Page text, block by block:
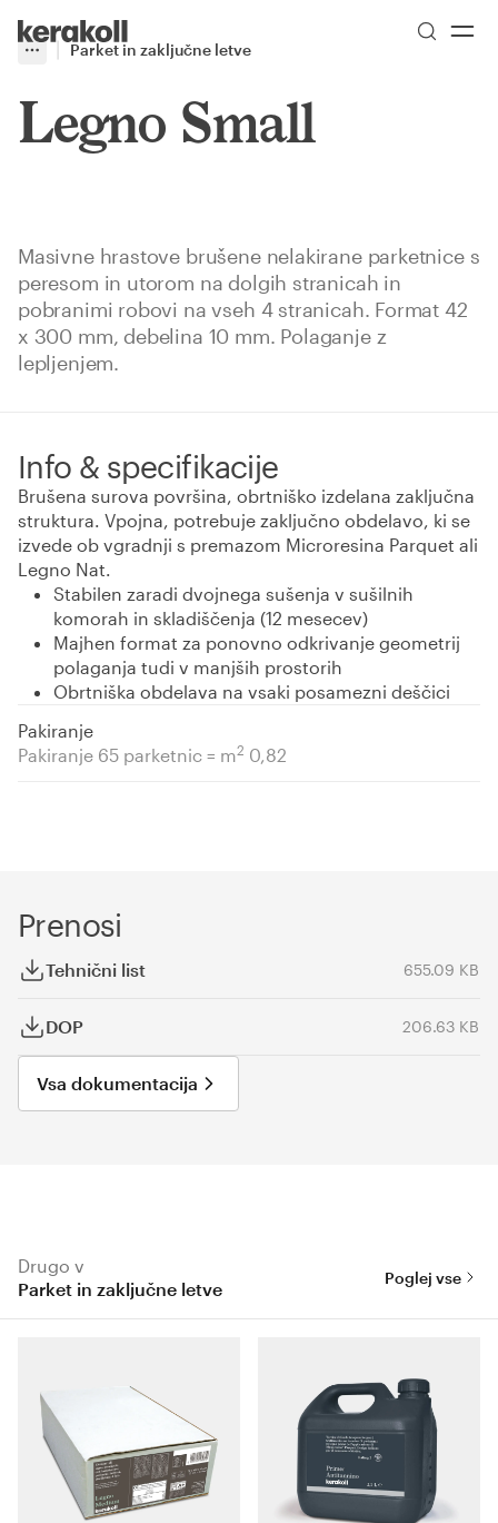
Go to Homepage
More
Toggle menu
Parket in zaključne letve
Legno Small
Masivne hrastove brušene nelakirane parketnice s
peresom in utorom na dolgih stranicah in
pobranimi robovi na vseh 4 stranicah. Format 42
x 300 mm, debelina 10 mm. Polaganje z
lepljenjem.
Info & specifikacije
Brušena surova površina, obrtniško izdelana zaključna
struktura. Vpojna, potrebuje zaključno obdelavo, ki se
izvede ob vgradnji s premazom Microresina Parquet ali
Legno Nat.
Stabilen zaradi dvojnega sušenja v sušilnih
komorah in skladiščenja (12 mesecev)
Majhen format za ponovno odkrivanje geometrij
polaganja tudi v manjših prostorih
Obrtniška obdelava na vsaki posamezni deščici
Pakiranje
Pakiranje 65 parketnic = m2 0,82
Prenosi
Tehnični list 655.09 KB
DOP 206.63 KB
Vsa dokumentacija
Drugo v
Parket in zaključne letve
Poglej vse